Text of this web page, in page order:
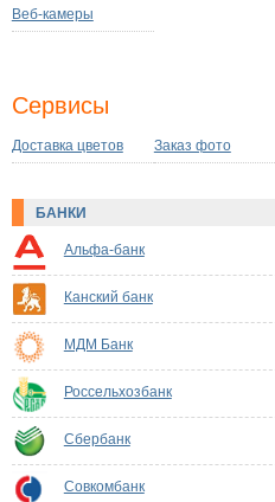
Веб-камеры
Сервисы
Доставка цветов Заказ фото
БАНКИ
Альфа-банк
Канский банк
МДМ Банк
Россельхозбанк
Сбербанк
Совкомбанк